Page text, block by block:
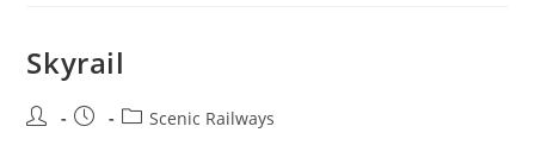
Skyrail
Post
Post
PostScenic Railways